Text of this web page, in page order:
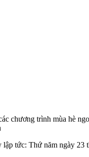
chương trình mùa hè
lập tức: Thứ năm ngày 23